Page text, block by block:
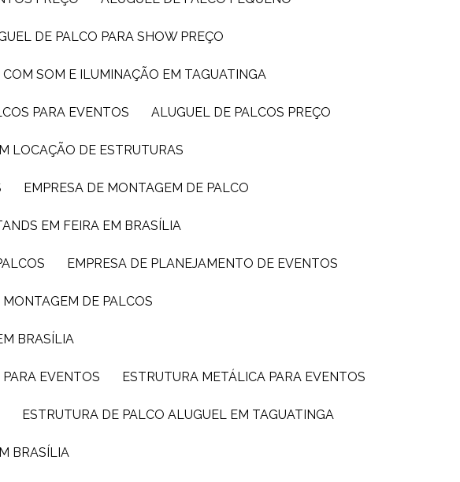
DE PALCO PARA SHOW PREÇO
COM SOM E ILUMINAÇÃO EM TAGUATINGA
PARA EVENTOS ALUGUEL DE PALCOS PREÇO
LOCAÇÃO DE ESTRUTURAS
EMPRESA DE MONTAGEM DE PALCO
EM FEIRA EM BRASÍLIA
EMPRESA DE PLANEJAMENTO DE EVENTOS
MONTAGEM DE PALCOS
BRASÍLIA
PARA EVENTOS ESTRUTURA METÁLICA PARA EVENTOS
ESTRUTURA DE PALCO ALUGUEL EM TAGUATINGA
BRASÍLIA